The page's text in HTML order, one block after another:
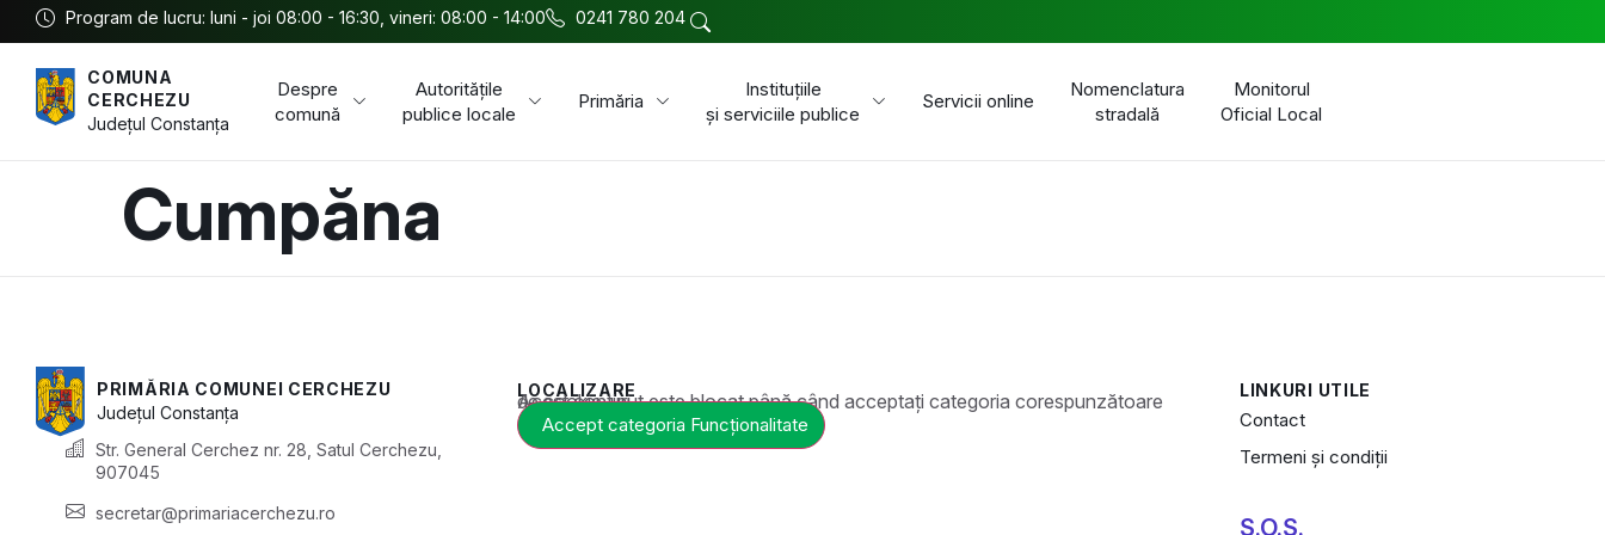
Program de lucru: luni - joi 08:00 - 16:30, vineri: 08:00 - 14:00 0241 780 204
COMUNA
CERCHEZU
JudețulConstanța
Despre
comună
Autoritățile
publice locale
Primăria
Instituțiile
și serviciile publice
Servicii online
Nomenclatura
stradală
Monitorul
Oficial Local
Cumpăna
PRIMĂRIA COMUNEI CERCHEZU
JudețulConstanța
Str. General Cerchez nr. 28, Satul Cerchezu,
907045
secretar@primariacerchezu.ro
LOCALIZARE
Acest conținut este blocat până când acceptați categoria corespunzătoare de cookie-uri.
Accept categoria Funcționalitate
LINKURI UTILE
Contact
Termeni și condiții
S.O.S.